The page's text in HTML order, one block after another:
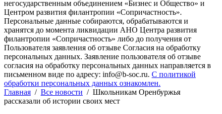
негосударственным объединением «Бизнес и Общество» и
Центром развития филантропии «Сопричастность».
Персональные данные собираются, обрабатываются и
хранятся до момента ликвидации АНО Центра развития
филантропии «Сопричастность» либо до получения от
Пользователя заявления об отзыве Согласия на обработку
персональных данных. Заявление пользователя об отзыве
согласия на обработку персональных данных направляется в
письменном виде по адресу: info@b-soc.ru. С политикой
обработки персональных данных ознакомлен.
Главная / Все новости / Школьникам Оренбуржья
рассказали об истории своих мест